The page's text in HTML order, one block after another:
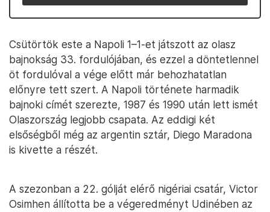
Csütörtök este a Napoli 1–1-et játszott az olasz
bajnokság 33. fordulójában, és ezzel a döntetlennel
öt fordulóval a vége előtt már behozhatatlan
előnyre tett szert. A Napoli története harmadik
bajnoki címét szerezte, 1987 és 1990 után lett ismét
Olaszország legjobb csapata. Az eddigi két
elsőségből még az argentin sztár, Diego Maradona
is kivette a részét.
A szezonban a 22. gólját elérő nigériai csatár, Victor
Osimhen állította be a végeredményt Udinében az